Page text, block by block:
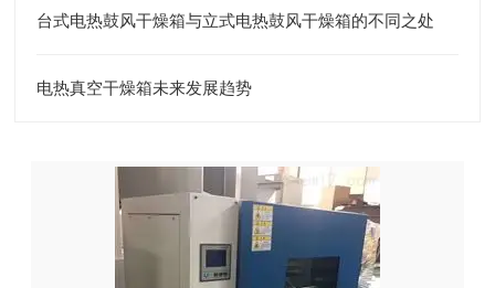
台式电热鼓风干燥箱与立式电热鼓风干燥箱的不同之处
电热真空干燥箱未来发展趋势